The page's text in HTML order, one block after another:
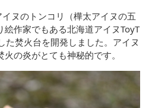
ヌのトンコリ（樺太アイヌの五
作家でもある北海道アイヌToyT
た焚火台を開発しました。アイヌ
の炎がとても神秘的です。